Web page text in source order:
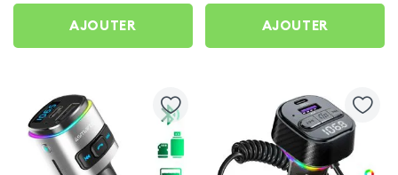
AJOUTER AJOUTER